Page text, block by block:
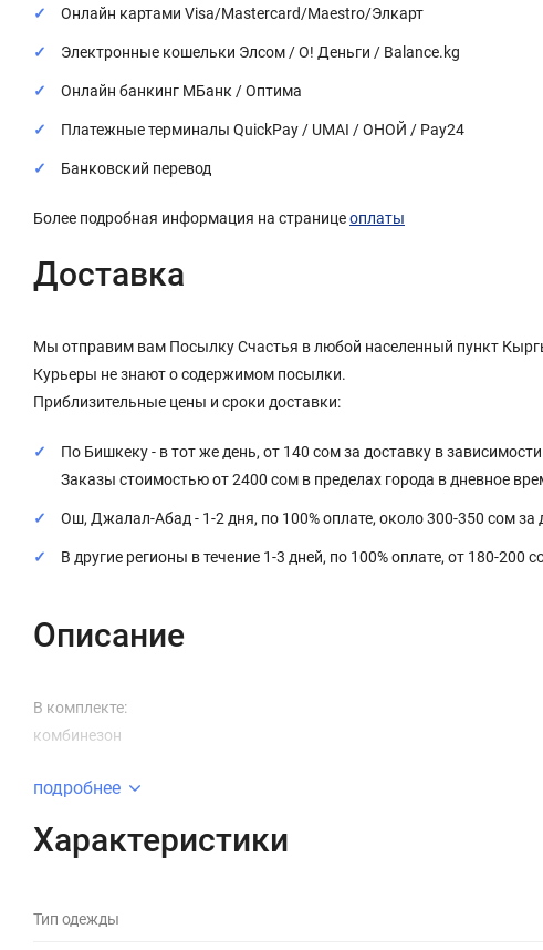
Онлайн картами Visa/Mastercard/Maestro/Элкарт
Электронные кошельки Элсом / О! Деньги / Balance.kg
Онлайн банкинг МБанк / Оптима
Платежные терминалы QuickPay / UMAI / ОНОЙ / Pay24
Банковский перевод
Более подробная информация на страницеоплаты
Доставка
Мы отправим вам Посылку Счастья в любой населенный пункт
Курьеры не знают о содержимом посылки.
Приблизительные цены и сроки доставки:
По Бишкеку - в тот же день, от 140 сом за доставку в
Заказы стоимостью от 2400 сом в пределах города в дневное
Ош, Джалал-Абад - 1-2 дня, по 100% оплате, около 300-350 сом за
В другие регионы в течение 1-3 дней, по 100% оплате, от 180-200
Описание
В комплекте:
комбинезон
подробнее
Характеристики
Тип одежды